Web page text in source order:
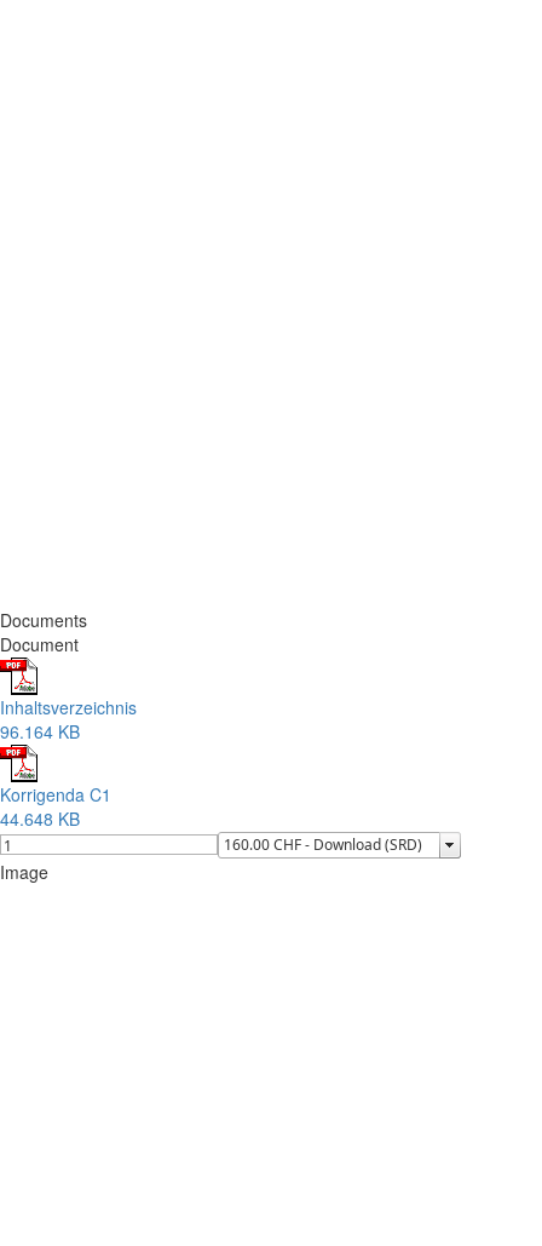
Documents
Document
Inhaltsverzeichnis
96.164 KB
Korrigenda C1
44.648 KB
Image